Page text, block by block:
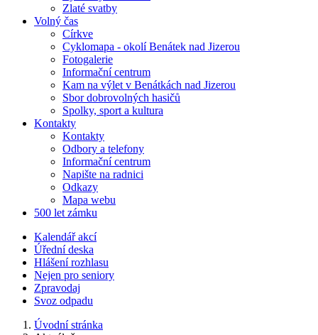
Zlaté svatby
Volný čas
Církve
Cyklomapa - okolí Benátek nad Jizerou
Fotogalerie
Informační centrum
Kam na výlet v Benátkách nad Jizerou
Sbor dobrovolných hasičů
Spolky, sport a kultura
Kontakty
Kontakty
Odbory a telefony
Informační centrum
Napište na radnici
Odkazy
Mapa webu
500 let zámku
Kalendář akcí
Úřední deska
Hlášení rozhlasu
Nejen pro seniory
Zpravodaj
Svoz odpadu
Úvodní stránka